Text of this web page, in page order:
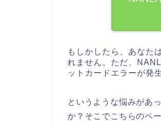
もしかしたら、あなた
れません。ただ、
ットカードエラーが発
というような悩みがあ
か？そこでこちらのペ